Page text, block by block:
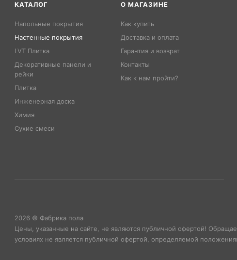
КАТАЛОГ
Напольные покрытия
Настенные покрытия
LVT Плитка
Декоративные панели и
рейки
Плитка
Инженерная доска
Химия
Сухие смеси
О МАГАЗИНЕ
Как купить
Доставка и оплата
Гарантия и возврат
Контакты
Как к нам пройти?
2026 © Фабрика пола
Цены, указанные на сайте, не являются публичной офертой!
условиях не является публичной офертой, определяемой